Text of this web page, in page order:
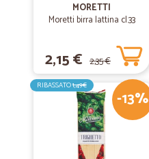
MORETTI
Moretti birra lattina cl.33
2,15 € 2,35 €
-13%
RIBASSATO1,49€